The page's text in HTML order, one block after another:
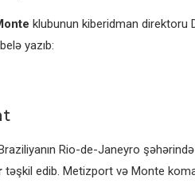
klubunun kiberidman direktoru
yazıb:
Rio-de-Janeyro
təşkil edib. Metizport və Monte